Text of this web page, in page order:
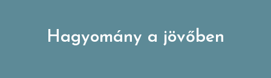
Hagyomány a jövőben